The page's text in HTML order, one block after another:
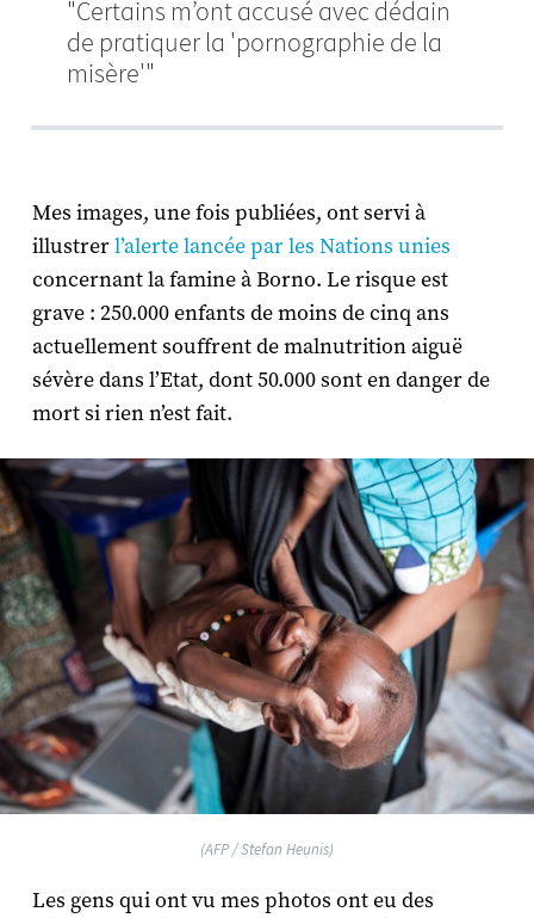
"Certains m’ont accusé avec dédain
de pratiquer la 'pornographie de la
misère'"
Mes images, une fois publiées, ont servi à
illustrerl’alerte lancée par les Nations unies
concernant la famine à Borno. Le risque est
grave : 250.000 enfants de moins de cinq ans
actuellement souffrent de malnutrition aiguë
sévère dans l’Etat, dont 50.000 sont en danger de
mort si rien n’est fait.
(AFP / Stefan Heunis)
Les gens qui ont vu mes photos ont eu des